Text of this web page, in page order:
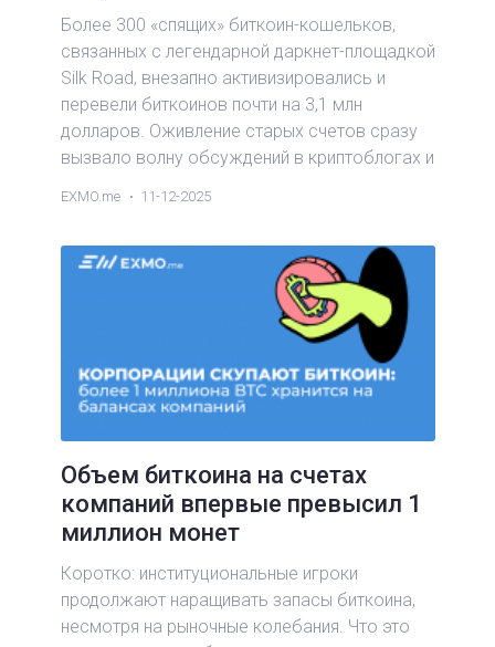
Более 300 «спящих» биткоин-кошельков,
связанных с легендарной даркнет-площадкой
Silk Road, внезапно активизировались и
перевели биткоинов почти на 3,1 млн
долларов. Оживление старых счетов сразу
вызвало волну обсуждений в криптоблогах и
EXMO.me 11-12-2025
Объем биткоина на счетах
компаний впервые превысил 1
миллион монет
Коротко: институциональные игроки
продолжают наращивать запасы биткоина,
несмотря на рыночные колебания. Что это